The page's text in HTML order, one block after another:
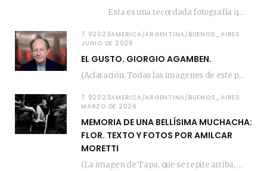
Esta es una recordada fotografía que registré…
7 92023AMERICA/ARGENTINA/BUENOS_AIRES
JUNIO DE 2026
EL GUSTO. GIORGIO AGAMBEN.
(Aclaración: Todas las imágenes de este posteo fueron tomadas de Bloghemia.com, y todos los…
7 92023AMERICA/ARGENTINA/BUENOS_AIRES
MARZO DE 2026
MEMORIA DE UNA BELLÍSIMA MUCHACHA:
FLOR. TEXTO Y FOTOS POR AMILCAR
MORETTI
(La imagen de Tapa, que se repite arriba, fue compuesta por Amilcar Moretti el viernes…